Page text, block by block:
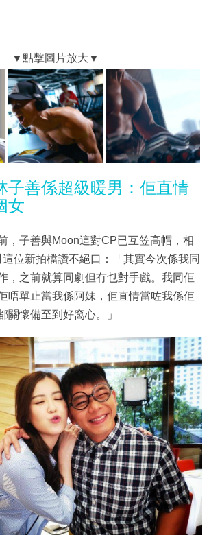
子善係超級暖男：佢直情
女
，子善與Moon這對CP已互笠高帽，相
位新拍檔讚不絕口：「其實今次係我同
，之前就算同劇但冇乜對手戲。我同佢
唔單止當我係阿妹，佢直情當咗我係佢
關懷備至到好窩心。」